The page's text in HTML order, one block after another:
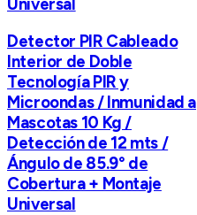
Universal
Detector PIR Cableado
Interior de Doble
Tecnología PIR y
Microondas / Inmunidad a
Mascotas 10 Kg /
Detección de 12 mts /
Ángulo de 85.9° de
Cobertura + Montaje
Universal